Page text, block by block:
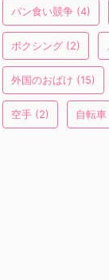
パン食い競争 (4)
ボクシング (2)
外国のおばけ (15)
空手 (2) 自転車